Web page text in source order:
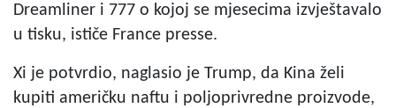
Dreamliner i 777 o kojoj se mjesecima izvještavalo
u tisku, ističe France presse.
Xi je potvrdio, naglasio je Trump, da Kina želi
kupiti američku naftu i poljoprivredne proizvode,